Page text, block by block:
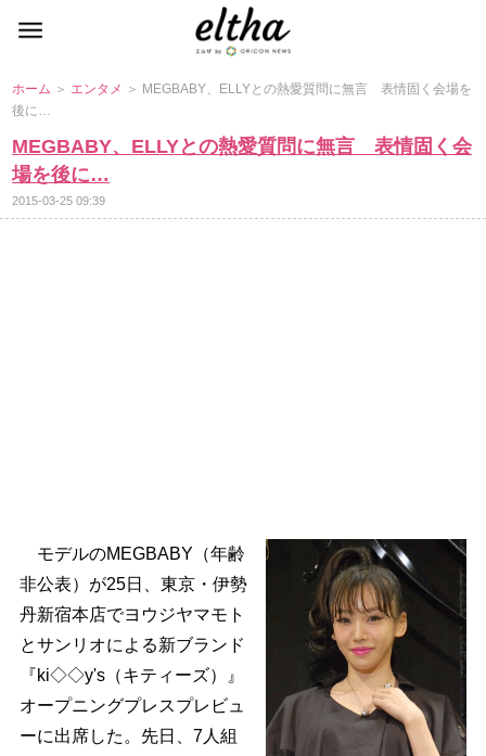
ホーム ＞ エンタメ ＞ MEGBABY、ELLYとの熱愛質問に無言 表情固く会場を
後に…
MEGBABY、ELLYとの熱愛質問に無言 表情固く会
場を後に…
2015-03-25 09:39
モデルのMEGBABY（年齢
非公表）が25日、東京・伊勢
丹新宿本店でヨウジヤマモト
とサンリオによる新ブランド
『ki◇◇y's（キティーズ）』
オープニングプレスプレビュ
ーに出席した。先日、7人組